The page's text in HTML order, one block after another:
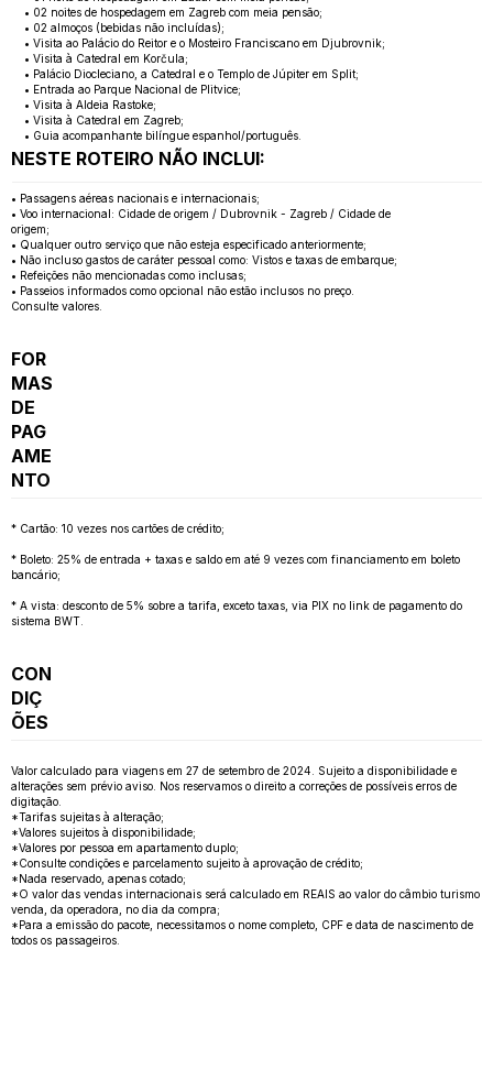
• 02 noites de hospedagem em Zagreb com meia pensão;
• 02 almoços (bebidas não incluídas);
• Visita ao Palácio do Reitor e o Mosteiro Franciscano em Djubrovnik;
• Visita à Catedral em Korčula;
• Palácio Diocleciano, a Catedral e o Templo de Júpiter em Split;
• Entrada ao Parque Nacional de Plitvice;
• Visita à Aldeia Rastoke;
• Visita à Catedral em Zagreb;
• Guia acompanhante bilíngue espanhol/português.
NESTE ROTEIRO NÃO INCLUI:
• Passagens aéreas nacionais e internacionais;
• Voo internacional: Cidade de origem / Dubrovnik - Zagreb / Cidade de
origem;
• Qualquer outro serviço que não esteja especificado anteriormente;
• Não incluso gastos de caráter pessoal como: Vistos e taxas de embarque;
• Refeições não mencionadas como inclusas;
• Passeios informados como opcional não estão inclusos no preço.
Consulte valores.
FOR
MAS
DE
PAG
AME
NTO
* Cartão: 10 vezes nos cartões de crédito;
* Boleto: 25% de entrada + taxas e saldo em até 9 vezes com financiamento em boleto
bancário;
* A vista: desconto de 5% sobre a tarifa, exceto taxas, via PIX no link de pagamento do
sistema BWT.
CON
DIÇ
ÕES
Valor calculado para viagens em 27 de setembro de 2024. Sujeito a disponibilidade e
alterações sem prévio aviso. Nos reservamos o direito a correções de possíveis erros de
digitação.
*Tarifas sujeitas à alteração;
*Valores sujeitos à disponibilidade;
*Valores por pessoa em apartamento duplo;
*Consulte condições e parcelamento sujeito à aprovação de crédito;
*Nada reservado, apenas cotado;
*O valor das vendas internacionais será calculado em REAIS ao valor do câmbio turismo
venda, da operadora, no dia da compra;
*Para a emissão do pacote, necessitamos o nome completo, CPF e data de nascimento de
todos os passageiros.